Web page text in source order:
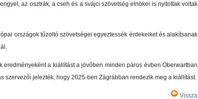
az osztrák, a cseh és a svájci szövetség elnökei is nyitottak voltak
országok tűzoltó szövetségei egyeztessék érdekeiket és alakítsanak
a kiállítást a jövőben minden páros évben Oberwartban
szervezői jelezték, hogy 2025-ben Zágrábban rendezik meg a kiállítást.
Vissza